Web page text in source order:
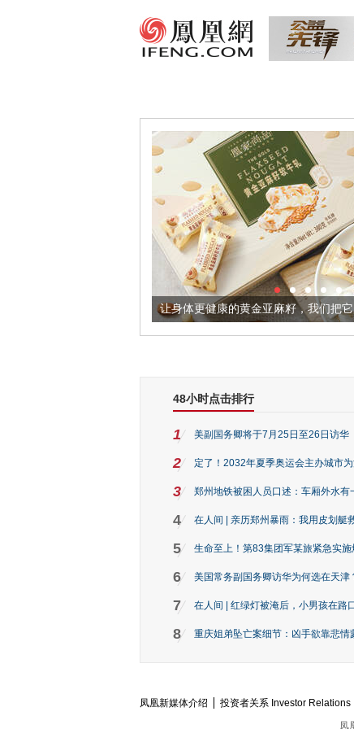
让身体更健康的黄金亚麻籽，我们把它加
48小时点击排行
1 美副国务卿将于7月25日至26日访华
2 定了！2032年夏季奥运会主办城市
3 郑州地铁被困人员口述：车厢外水有
4 在人间 | 亲历郑州暴雨：我用皮划艇
5 生命至上！第83集团军某旅紧急实施
6 美国常务副国务卿访华为何选在天津
7 在人间 | 红绿灯被淹后，小男孩在路
8 重庆姐弟坠亡案细节：凶手欲靠悲情
凤凰新媒体介绍 投资者关系 Investor Relations
凤